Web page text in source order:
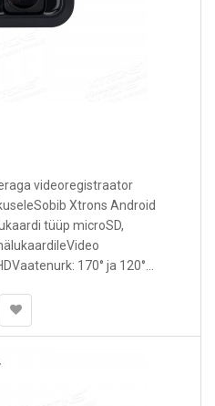
videoregistraator
Xtrons Android
tüüp microSD,
170° ja 120°...